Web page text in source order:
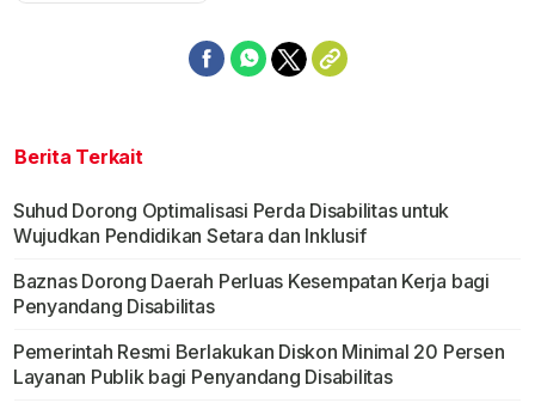
Berita Terkait
Suhud Dorong Optimalisasi Perda Disabilitas untuk
Wujudkan Pendidikan Setara dan Inklusif
Baznas Dorong Daerah Perluas Kesempatan Kerja bagi
Penyandang Disabilitas
Pemerintah Resmi Berlakukan Diskon Minimal 20 Persen
Layanan Publik bagi Penyandang Disabilitas